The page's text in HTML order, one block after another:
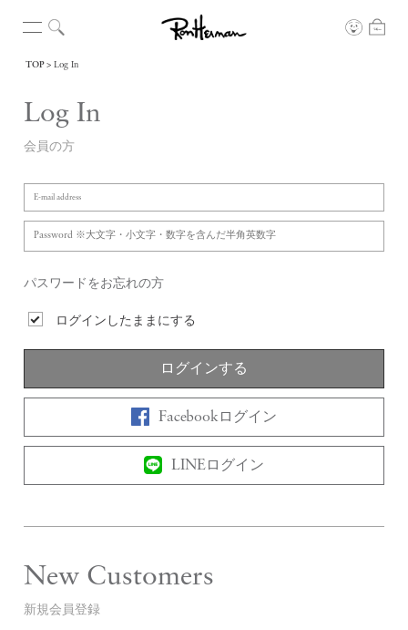
TOP Log In
Log In
会員の方
パスワードをお忘れの方
ログインしたままにする
ログインする
Facebookログイン
LINEログイン
New Customers
新規会員登録